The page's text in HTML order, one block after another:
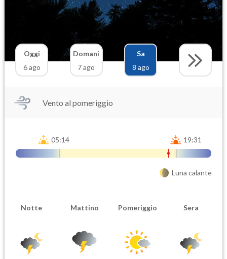
Oggi
6 ago
Domani
7 ago
Sa
8 ago
Vento al pomeriggio
05:14 19:31
Luna calante
Notte Mattino Pomeriggio Sera